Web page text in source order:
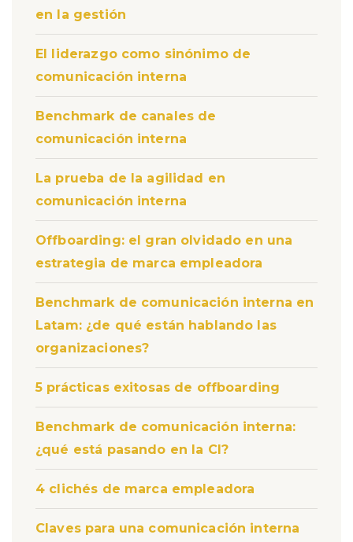
en la gestión
El liderazgo como sinónimo de
comunicación interna
Benchmark de canales de
comunicación interna
La prueba de la agilidad en
comunicación interna
Offboarding: el gran olvidado en una
estrategia de marca empleadora
Benchmark de comunicación interna en
Latam: ¿de qué están hablando las
organizaciones?
5 prácticas exitosas de offboarding
Benchmark de comunicación interna:
¿qué está pasando en la CI?
4 clichés de marca empleadora
Claves para una comunicación interna